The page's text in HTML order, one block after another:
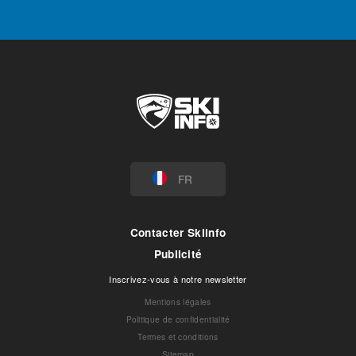
FR
Contacter Skiinfo
Publicité
Inscrivez-vous à notre newsletter
Mentions légales
Politique de confidentialité
Termes et conditions